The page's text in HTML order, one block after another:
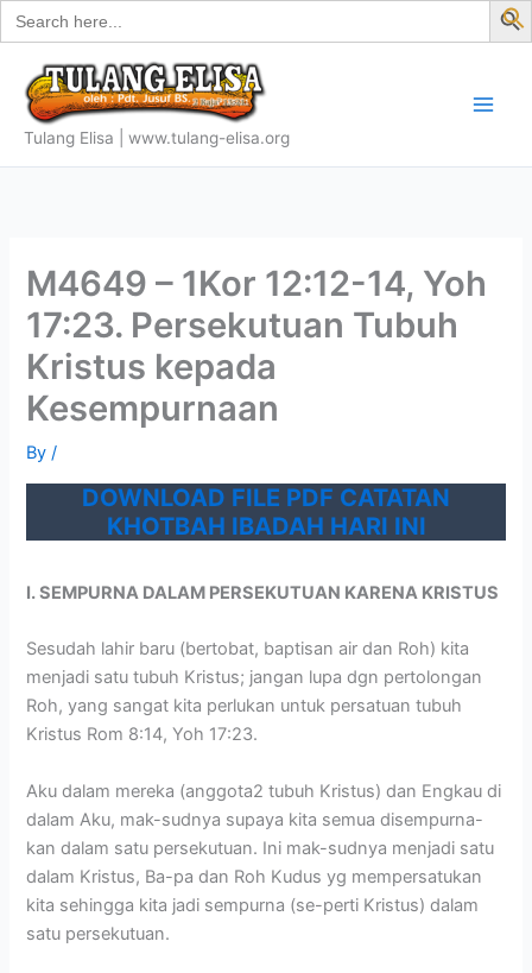
Search
for:
Skip
to
content
Tulang Elisa | www.tulang-elisa.org
M4649 – 1Kor 12:12-14, Yoh
17:23. Persekutuan Tubuh
Kristus kepada
Kesempurnaan
By/
DOWNLOAD FILE PDF CATATAN
KHOTBAH IBADAH HARI INI
I. SEMPURNA DALAM PERSEKUTUAN KARENA KRISTUS
Sesudah lahir baru (bertobat, baptisan air dan Roh) kita
menjadi satu tubuh Kristus; jangan lupa dgn pertolongan
Roh, yang sangat kita perlukan untuk persatuan tubuh
Kristus Rom 8:14, Yoh 17:23.
Aku dalam mereka (anggota2 tubuh Kristus) dan Engkau di
dalam Aku, mak-sudnya supaya kita semua disempurna-
kan dalam satu persekutuan. Ini mak-sudnya menjadi satu
dalam Kristus, Ba-pa dan Roh Kudus yg mempersatukan
kita sehingga kita jadi sempurna (se-perti Kristus) dalam
satu persekutuan.